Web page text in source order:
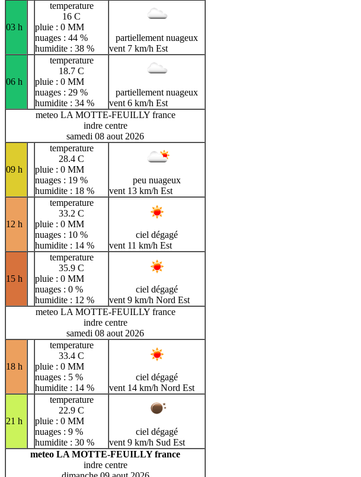
03 h
temperature
16 C
pluie : 0 MM
nuages : 44 %
humidite : 38 %
partiellement nuageux
vent 7 km/h Est
06 h
temperature
18.7 C
pluie : 0 MM
nuages : 29 %
humidite : 34 %
partiellement nuageux
vent 6 km/h Est
meteo LA MOTTE-FEUILLY france
indre centre
samedi 08 aout 2026
09 h
temperature
28.4 C
pluie : 0 MM
nuages : 19 %
humidite : 18 %
peu nuageux
vent 13 km/h Est
12 h
temperature
33.2 C
pluie : 0 MM
nuages : 10 %
humidite : 14 %
ciel dégagé
vent 11 km/h Est
15 h
temperature
35.9 C
pluie : 0 MM
nuages : 0 %
humidite : 12 %
ciel dégagé
vent 9 km/h Nord Est
meteo LA MOTTE-FEUILLY france
indre centre
samedi 08 aout 2026
18 h
temperature
33.4 C
pluie : 0 MM
nuages : 5 %
humidite : 14 %
ciel dégagé
vent 14 km/h Nord Est
21 h
temperature
22.9 C
pluie : 0 MM
nuages : 9 %
humidite : 30 %
ciel dégagé
vent 9 km/h Sud Est
meteo LA MOTTE-FEUILLY france
indre centre